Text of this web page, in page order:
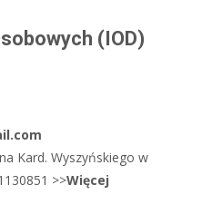
(IOD)
Kard. Wyszyńskiego w
>>Więcej